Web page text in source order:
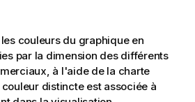
couleurs du graphique en
par la dimension des différents
à l'aide de la charte
couleur distincte est associée à